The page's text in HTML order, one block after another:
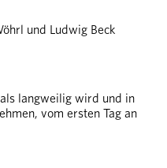
und Ludwig Beck
langweilig wird und in
vom ersten Tag an